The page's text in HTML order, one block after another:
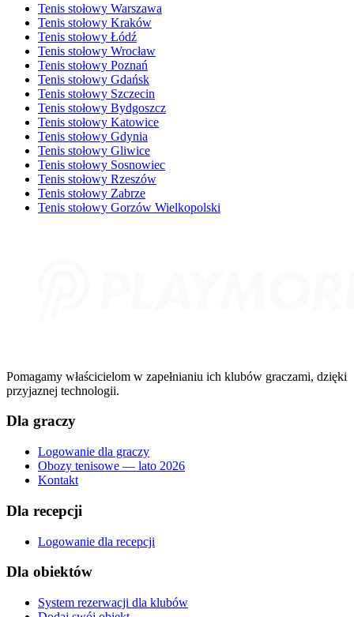
Tenis stołowy Warszawa
Tenis stołowy Kraków
Tenis stołowy Łódź
Tenis stołowy Wrocław
Tenis stołowy Poznań
Tenis stołowy Gdańsk
Tenis stołowy Szczecin
Tenis stołowy Bydgoszcz
Tenis stołowy Katowice
Tenis stołowy Gdynia
Tenis stołowy Gliwice
Tenis stołowy Sosnowiec
Tenis stołowy Rzeszów
Tenis stołowy Zabrze
Tenis stołowy Gorzów Wielkopolski
Pomagamy właścicielom w zapełnianiu ich klubów graczami, dzięki
przyjaznej technologii.
Dla graczy
Logowanie dla graczy
Obozy tenisowe — lato 2026
Kontakt
Dla recepcji
Logowanie dla recepcji
Dla obiektów
System rezerwacji dla klubów